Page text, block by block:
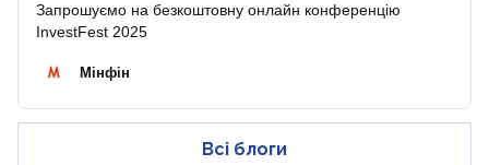
Запрошуємо на безкоштовну онлайн конференцію
InvestFest 2025
Мінфін
Всі блоги